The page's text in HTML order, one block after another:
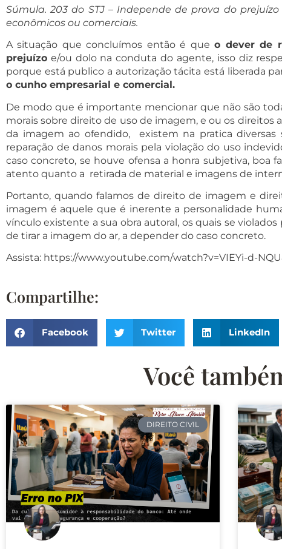
Súmula. 203 do STJ – Independe de prova do
econômicos ou comerciais.
A situação que concluímos então é queo dever de
prejuízo e/ou dolo na conduta do agente, isso diz
porque está publico a autorização tácita está liberada
o cunho empresarial e comercial.
De modo que é importante mencionar que não são
morais sobre direito de uso de imagem, e ou os direitos
da imagem ao ofendido, existem na pratica diversas
reparação de danos morais pela violação do uso
caso concreto, se houve ofensa a honra subjetiva, boa
atento quanto a retirada de material e imagens de
Portanto, quando falamos de direito de imagem e
imagem é aquele que é inerente a personalidade
vínculo existente a sua obra autoral, os quais se
de tirar a imagem do ar, a depender do caso concreto.
Assista: https://www.youtube.com/watch?v=VIEYi-d-
Compartilhe:
Facebook Twitter LinkedIn
Você
DIREITO CIVIL